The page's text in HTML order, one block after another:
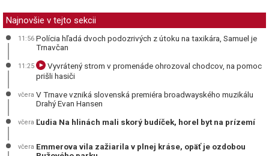
Najnovšie v tejto sekcii
11:56 Polícia hľadá dvoch podozrivých z útoku na taxikára, Samuel je
Trnavčan
11:25
Vyvrátený strom v promenáde ohrozoval chodcov, na pomoc
prišli hasiči
včera V Trnave vzniká slovenská premiéra broadwayského muzikálu
Drahý Evan Hansen
včera Ľudia Na hlinách mali skorý budíček, horel byt na prízemí
včera Emmerova vila zažiarila v plnej kráse, opäť je ozdobou